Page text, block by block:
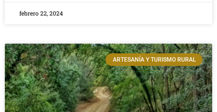
febrero 22, 2024
ARTESANÍA Y TURISMO RURAL